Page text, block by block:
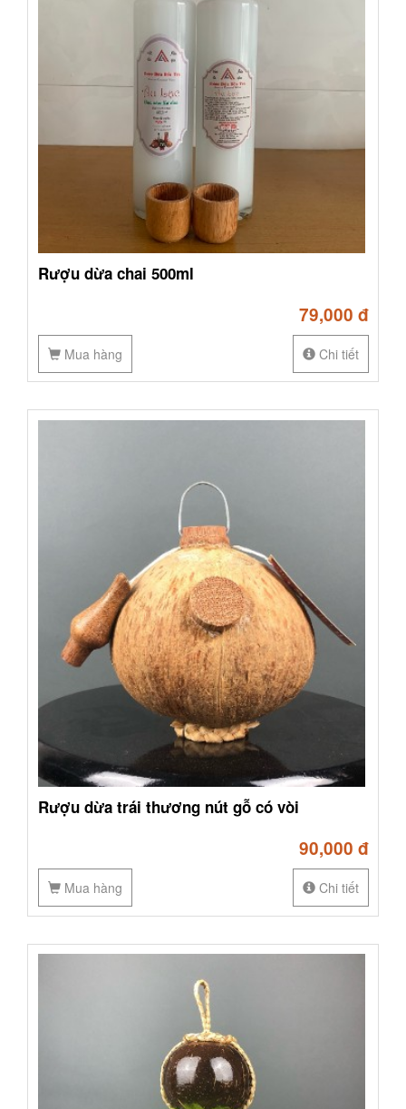
Rượu dừa chai 500ml
79,000 đ
Mua hàng Chi tiết
Rượu dừa trái thương nút gỗ có vòi
90,000 đ
Mua hàng Chi tiết